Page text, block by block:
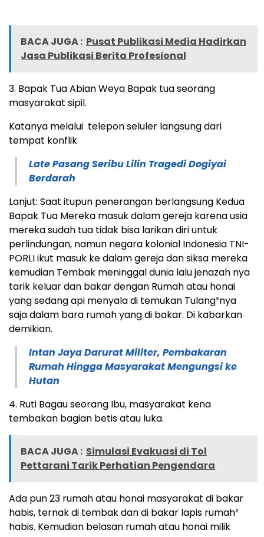
BACA JUGA : Pusat Publikasi Media Hadirkan
Jasa Publikasi Berita Profesional
3. Bapak Tua Abian Weya Bapak tua seorang
masyarakat sipil.
Katanya melalui telepon seluler langsung dari
tempat konflik
Late Pasang Seribu Lilin Tragedi Dogiyai
Berdarah
Lanjut: Saat itupun penerangan berlangsung Kedua
Bapak Tua Mereka masuk dalam gereja karena usia
mereka sudah tua tidak bisa larikan diri untuk
perlindungan, namun negara kolonial Indonesia TNI-
PORLI ikut masuk ke dalam gereja dan siksa mereka
kemudian Tembak meninggal dunia lalu jenazah nya
tarik keluar dan bakar dengan Rumah atau honai
yang sedang api menyala di temukan Tulang²nya
saja dalam bara rumah yang di bakar. Di kabarkan
demikian.
Intan Jaya Darurat Militer, Pembakaran
Rumah Hingga Masyarakat Mengungsi ke
Hutan
4. Ruti Bagau seorang Ibu, masyarakat kena
tembakan bagian betis atau luka.
BACA JUGA : Simulasi Evakuasi di Tol
Pettarani Tarik Perhatian Pengendara
Ada pun 23 rumah atau honai masyarakat di bakar
habis, ternak di tembak dan di bakar lapis rumah²
habis. Kemudian belasan rumah atau honai milik